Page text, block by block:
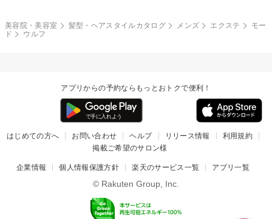
美容院・美容室 髪型・ヘアスタイルカタログ メンズ エクステ
モー
ド
ウルフ
アプリからの予約ならもっとおトクで便利！
はじめての方へ お問い合わせ ヘルプ リリース情報
利用規約
掲載ご希望のサロン様
企業情報 個人情報保護方針 楽天のサービス一覧 アプリ一覧
© Rakuten Group, Inc.